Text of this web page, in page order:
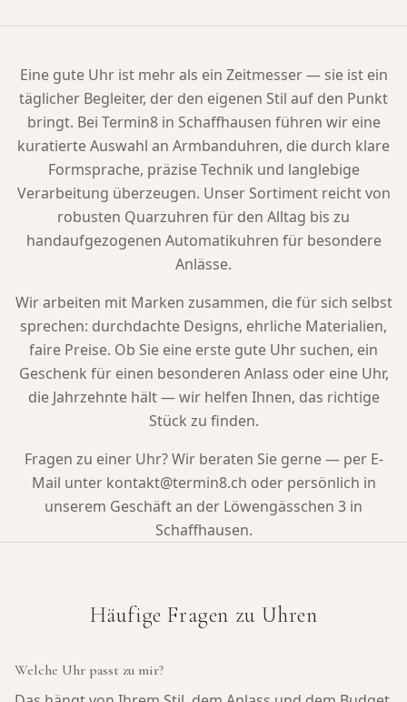
Eine gute Uhr ist mehr als ein Zeitmesser — sie ist ein
täglicher Begleiter, der den eigenen Stil auf den Punkt
bringt. Bei Termin8 in Schaffhausen führen wir eine
kuratierte Auswahl an Armbanduhren, die durch klare
Formsprache, präzise Technik und langlebige
Verarbeitung überzeugen. Unser Sortiment reicht von
robusten Quarzuhren für den Alltag bis zu
handaufgezogenen Automatikuhren für besondere
Anlässe.
Wir arbeiten mit Marken zusammen, die für sich selbst
sprechen: durchdachte Designs, ehrliche Materialien,
faire Preise. Ob Sie eine erste gute Uhr suchen, ein
Geschenk für einen besonderen Anlass oder eine Uhr,
die Jahrzehnte hält — wir helfen Ihnen, das richtige
Stück zu finden.
Fragen zu einer Uhr? Wir beraten Sie gerne — per E-
Mail unter kontakt@termin8.ch oder persönlich in
unserem Geschäft an der Löwengässchen 3 in
Schaffhausen.
Häufige Fragen zu Uhren
Welche Uhr passt zu mir?